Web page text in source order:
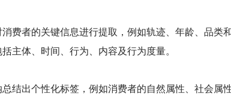
费者的关键信息进行提取，例如轨迹、年龄、品类
主体、时间、行为、内容及行为度量。
结出个性化标签，例如消费者的自然属性、社会属